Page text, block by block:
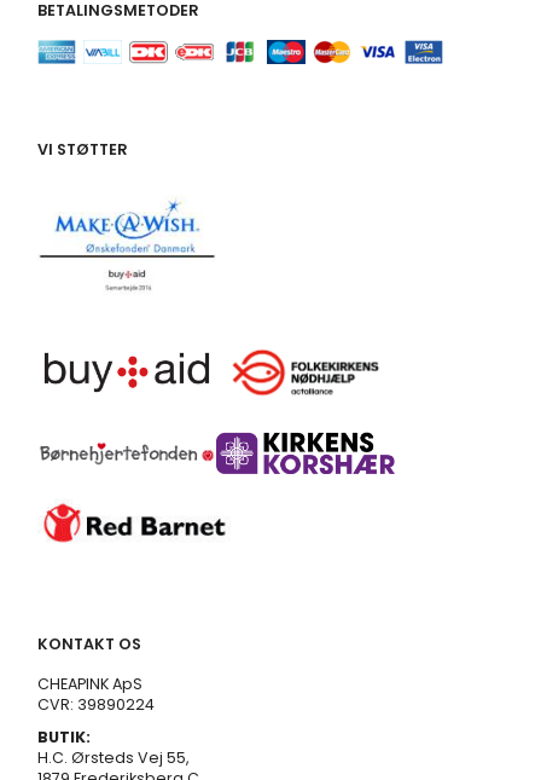
BETALINGSMETODER
VI STØTTER
KONTAKT OS
CHEAPINK ApS
CVR: 39890224
BUTIK:
H.C. Ørsteds Vej 55,